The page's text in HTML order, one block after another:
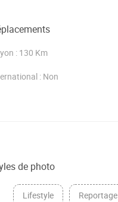
: 130 Km
: Non
de photo
Lifestyle Reportage